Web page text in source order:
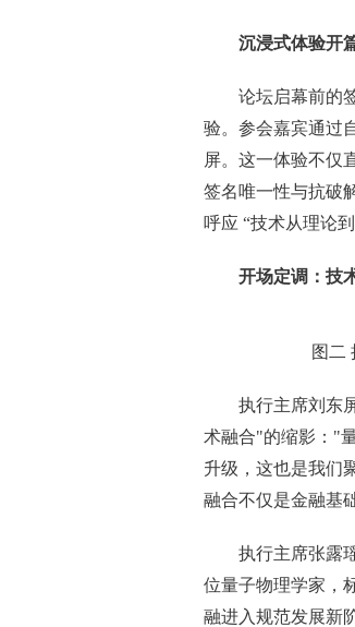
沉浸式体验开
论坛启幕前的
验。参会嘉宾通过
屏。这一体验不仅
签名唯一性与抗破
呼应 “技术从理论
开场定调：技
图二
执行主席刘东
术融合"的缩影："
升级，这也是我们
融合不仅是金融基
执行主席张露
位量子物理学家，
融进入规范发展新